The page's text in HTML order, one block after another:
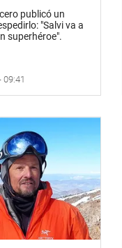
publicó un
"Salvi va a
superhéroe".
09:41